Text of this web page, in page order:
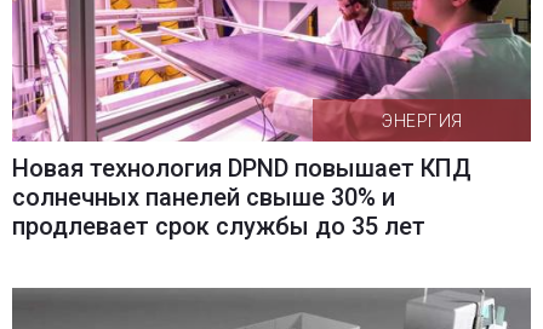
ЭНЕРГИЯ
Новая технология DPND повышает КПД
солнечных панелей свыше 30% и
продлевает срок службы до 35 лет